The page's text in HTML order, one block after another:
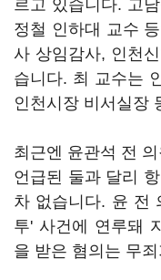
르고 있습니다. 고
정철 인하대 교수
사 상임감사, 인천
습니다. 최 교수는
인천시장 비서실장
최근엔 윤관석 전
언급된 둘과 달리
차 없습니다. 윤 전
투' 사건에 연루돼
을 받은 혐의는 무